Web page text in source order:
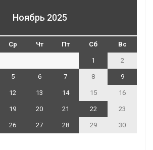
Ноябрь 2025
Ср Чт Пт Сб Вс
1 2
5 6 7 8 9
12 13 14 15 16
19 20 21 22 23
26 27 28 29
30